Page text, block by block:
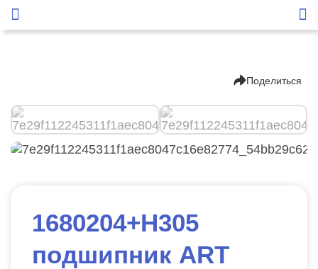
Поделиться
1680204+H305
подшипник ART